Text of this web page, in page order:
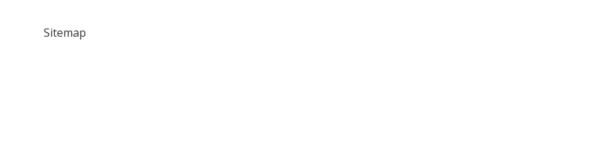
Sitemap